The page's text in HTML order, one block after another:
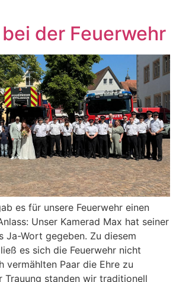
der Feuerwehr
es für unsere Feuerwehr einen
Unser Kamerad Max hat seiner
Ja-Wort gegeben. Zu diesem
es sich die Feuerwehr nicht
vermählten Paar die Ehre zu
Trauung standen wir traditionell